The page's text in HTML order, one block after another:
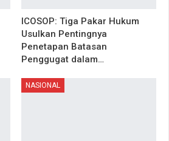
ICOSOP: Tiga Pakar Hukum
Usulkan Pentingnya
Penetapan Batasan
Penggugat dalam…
NASIONAL